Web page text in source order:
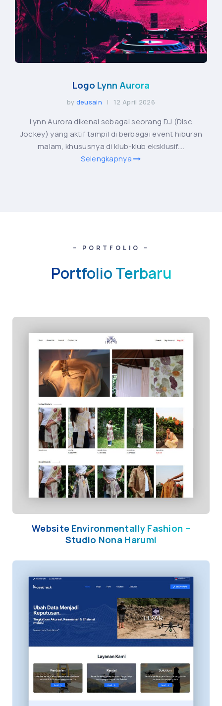
Logo Lynn Aurora
by deusain | 12 April 2026
Lynn Aurora dikenal sebagai seorang DJ (Disc
Jockey) yang aktif tampil di berbagai event hiburan
malam, khususnya di klub-klub eksklusif....
Selengkapnya
– PORTFOLIO –
Portfolio Terbaru
Website Environmentally Fashion –
Studio Nona Harumi